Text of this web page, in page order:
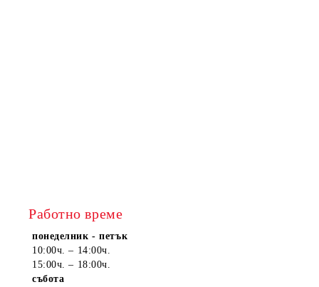
Работно време
понеделник - петък
10:00ч. – 14:00ч.
15:00ч. – 18:00ч.
събота